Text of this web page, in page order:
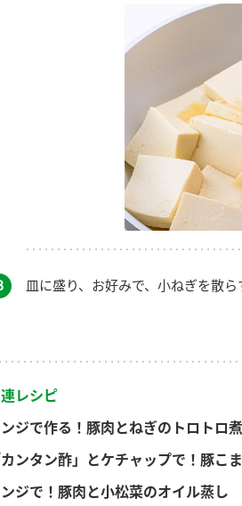
皿に盛り、お好みで、小ねぎを散ら
レシピ
ンジで作る！豚肉とねぎのトロトロ煮
カンタン酢」とケチャップで！豚こ
ンジで！豚肉と小松菜のオイル蒸し